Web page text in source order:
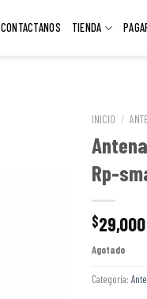
CONTACTANOS TIENDA
INICIO /
Rp-
$29,000
Agotado
Categoría: